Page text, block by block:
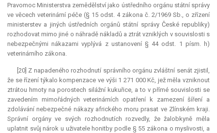
Pravomoc Ministerstva zemědělství jako ústředního orgánu státní správy
ve věcech veterinární péče (§ 15 odst. 4 zákona č. 2/1969 Sb., o zřízení
ministerstev a jiných ústředních orgánů státní správy České republiky)
rozhodovat mimo jiné o náhradě nákladů a ztrát vzniklých v souvislosti s
nebezpečnými nákazami vyplývá z ustanovení § 44 odst. 1 písm. h)
veterinárního zákona.
[20] Z napadeného rozhodnutí správního orgánu zvláštní senát zjistil,
že se řízení týkalo kompenzace ve výši 1 271 000 Kč, jež měla vzniknout
ztrátou hmoty na porostech silážní kukuřice, a to v přímé souvislosti se
zavedením mimořádných veterinárních opatření k zamezení šíření a
zdolávání nebezpečné nákazy afrického moru prasat ve Zlínském kraji.
Správní orgány ve svých rozhodnutích rozvedly, že žalobkyně měla
uplatnit svůj nárok u uživatele honitby podle § 55 zákona o myslivosti, a